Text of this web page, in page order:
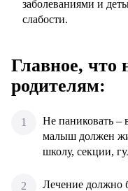
заболеваниями и
слабости.
Главное, что
родителям:
Не паниковать –
малыш должен
школу, секции,
Лечение должно